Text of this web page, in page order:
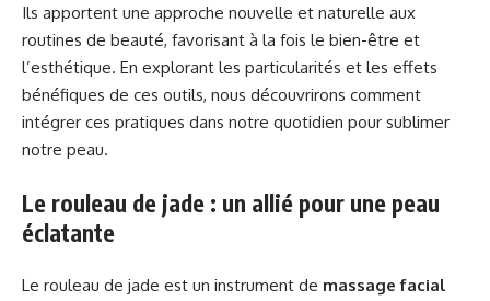
Ils apportent une approche nouvelle et naturelle aux
routines de beauté, favorisant à la fois le bien-être et
l’esthétique. En explorant les particularités et les effets
bénéfiques de ces outils, nous découvrirons comment
intégrer ces pratiques dans notre quotidien pour sublimer
notre peau.
Le rouleau de jade : un allié pour une peau
éclatante
Le rouleau de jade est un instrument de massage facial